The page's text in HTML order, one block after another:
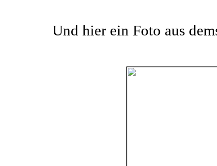
Und hier ein Foto aus